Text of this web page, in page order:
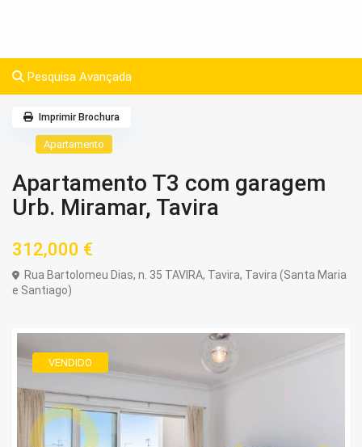
Pesquisa Avançada
Apartamento
Apartamento T3 com garagem
Urb. Miramar, Tavira
312,000 €
Rua Bartolomeu Dias, n. 35 TAVIRA, Tavira, Tavira (Santa Maria
e Santiago)
Imprimir Brochura
VENDIDO